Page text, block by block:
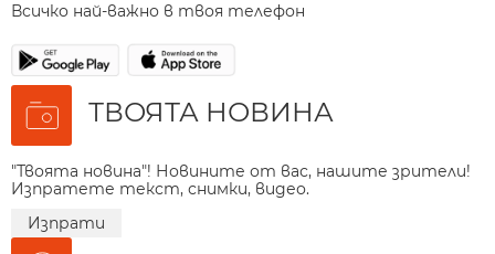
Всичко най-важно в твоя телефон
ТВОЯТА НОВИНА
"Твоята новина"! Новините от вас, нашите зрители!
Изпратете текст, снимки, видео.
Изпрати